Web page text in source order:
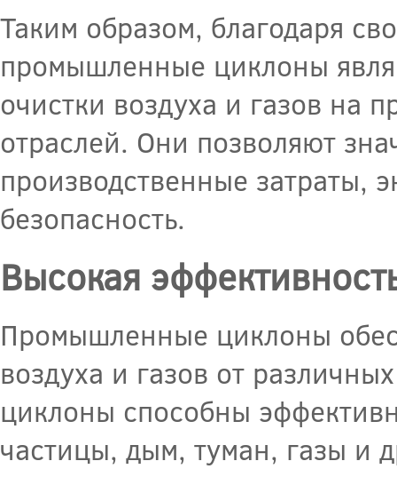
Таким образом, благодаря
промышленные циклоны
очистки воздуха и газов на
отраслей. Они позволяют
производственные затраты,
безопасность.
Высокая
Промышленные циклоны
воздуха и газов от
циклоны способны
частицы, дым, туман, газы и